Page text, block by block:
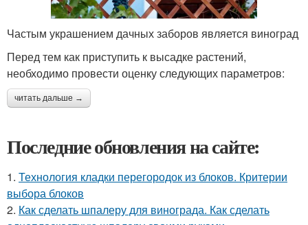
Частым украшением дачных заборов является виноград
Перед тем как приступить к высадке растений,
необходимо провести оценку следующих параметров:
читать дальше →
Последние обновления на сайте:
1. Технология кладки перегородок из блоков. Критерии
выбора блоков
2. Как сделать шпалеру для винограда. Как сделать